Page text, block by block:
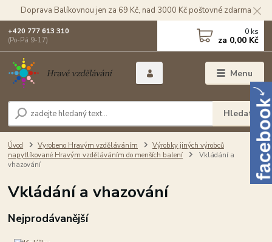
Doprava Balíkovnou jen za 69 Kč, nad 3000 Kč poštovné zdarma
Menu
Hledat
+420 777 613 310
(Po-Pá 9-17)
0 ks
za 0,00 Kč
Úvod Vyrobeno Hravým vzděláváním
Výrobky jiných výrobců
napytlíkované Hravým vzděláváním do menších balení
Vkládání a
vhazování
Vkládání a vhazování
Nejprodávanější